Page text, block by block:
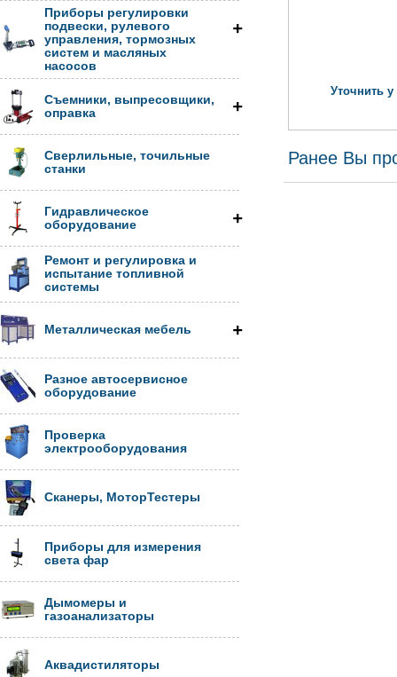
Уточнить
Ранее Вы
Приборы регулировки
подвески, рулевого
управления, тормозных
систем и масляных
насосов
Съемники, выпресовщики,
оправка
Сверлильные, точильные
станки
Гидравлическое
оборудование
Ремонт и регулировка и
испытание топливной
системы
Металлическая мебель
Разное автосервисное
оборудование
Проверка
электрооборудования
Сканеры, МоторТестеры
Приборы для измерения
света фар
Дымомеры и
газоанализаторы
Аквадистиляторы